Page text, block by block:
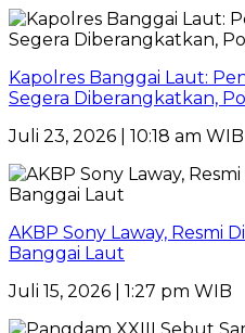
Kapolres Banggai Laut:
Segera Diberangkatkan,
Juli 23, 2026 | 10:18 am WIB
AKBP Sony Laway, Resmi
Banggai Laut
Juli 15, 2026 | 1:27 pm WIB